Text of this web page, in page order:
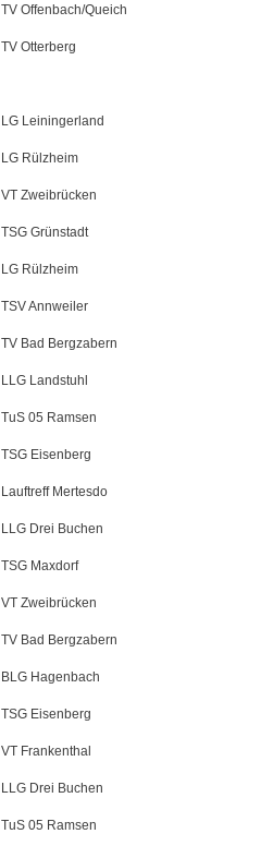
TV Offenbach/Queich
TV Otterberg
LG Leiningerland
LG Rülzheim
VT Zweibrücken
TSG Grünstadt
LG Rülzheim
TSV Annweiler
TV Bad Bergzabern
LLG Landstuhl
TuS 05 Ramsen
TSG Eisenberg
Lauftreff Mertesdo
LLG Drei Buchen
TSG Maxdorf
VT Zweibrücken
TV Bad Bergzabern
BLG Hagenbach
TSG Eisenberg
VT Frankenthal
LLG Drei Buchen
TuS 05 Ramsen